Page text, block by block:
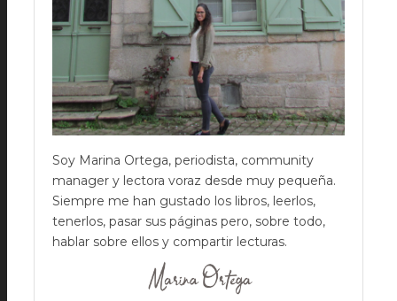
Soy Marina Ortega, periodista, community
manager y lectora voraz desde muy pequeña.
Siempre me han gustado los libros, leerlos,
tenerlos, pasar sus páginas pero, sobre todo,
hablar sobre ellos y compartir lecturas.